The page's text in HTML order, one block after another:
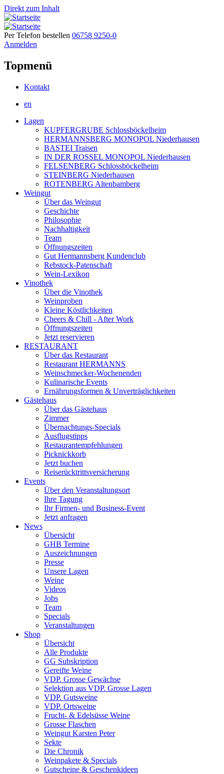
Direkt zum Inhalt
Per Telefon bestellen 06758 9250-0
Anmelden
Topmenü
Kontakt
en
Lagen
KUPFERGRUBE Schlossböckelheim
HERMANNSBERG MONOPOL Niederhausen
BASTEI Traisen
IN DER ROSSEL MONOPOL Niederhausen
FELSENBERG Schlossböckelheim
STEINBERG Niederhausen
ROTENBERG Altenbamberg
Weingut
Über das Weingut
Geschichte
Philosophie
Nachhaltigkeit
Team
Öffnungszeiten
Gut Hermannsberg Kundenclub
Rebstock-Patenschaft
Wein-Lexikon
Vinothek
Über die Vinothek
Weinproben
Kleine Köstlichkeiten
Cheers & Chill - After Work
Öffnungszeiten
Jetzt reservieren
RESTAURANT
Über das Restaurant
Restaurant HERMANNS
Weinschmecker-Wochenenden
Kulinarische Events
Ernährungsformen & Unverträglichkeiten
Gästehaus
Über das Gästehaus
Zimmer
Übernachtungs-Specials
Ausflugstipps
Restaurantempfehlungen
Picknickkorb
Jetzt buchen
Reiserücktrittsversicherung
Events
Über den Veranstaltungsort
Ihre Tagung
Ihr Firmen- und Business-Event
Jetzt anfragen
News
Übersicht
GHB Termine
Auszeichnungen
Presse
Unsere Lagen
Weine
Videos
Jobs
Team
Specials
Veranstaltungen
Shop
Übersicht
Alle Produkte
GG Subskription
Gereifte Weine
VDP. Grosse Gewächse
Selektion aus VDP. Grosse Lagen
VDP. Gutsweine
VDP. Ortsweine
Frucht- & Edelsüsse Weine
Grosse Flaschen
Weingut Karsten Peter
Sekte
Die Chronik
Weinpakete & Specials
Gutscheine & Geschenkideen